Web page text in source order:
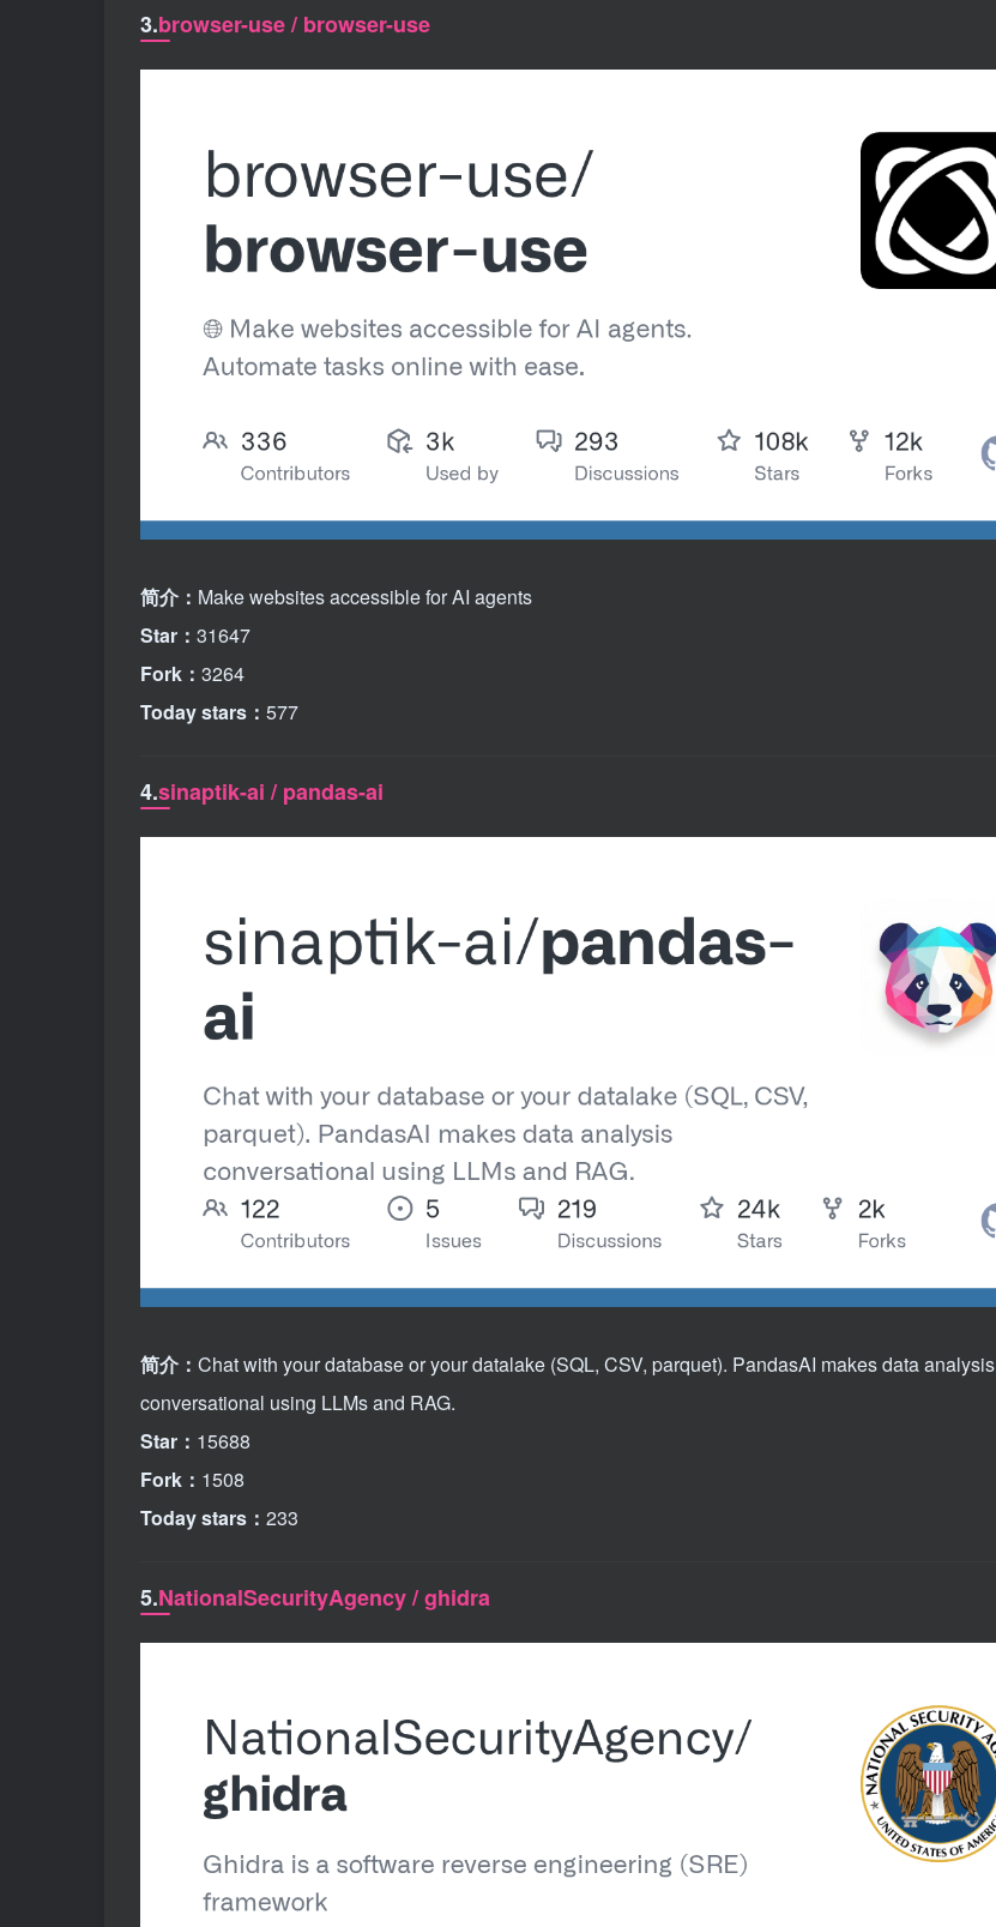
3.browser-use / browser-use
简介： Make websites accessible for AI agents
Star： 31647
Fork： 3264
Today stars： 577
4.sinaptik-ai / pandas-ai
简介： Chat with your database or your datalake (SQL, CSV, parquet). PandasAI makes data analysis
conversational using LLMs and RAG.
Star： 15688
Fork： 1508
Today stars： 233
5.NationalSecurityAgency / ghidra